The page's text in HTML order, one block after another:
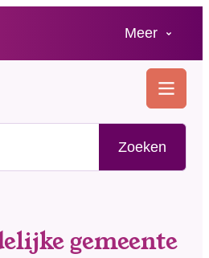
Meer
Zoeken
MENU
gemeente